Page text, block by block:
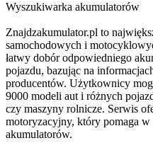
Wyszukiwarka akumulatorów
Znajdzakumulator.pl to
samochodowych i
łatwy dobór odpowiedniego
pojazdu, bazując na
producentów. Użytkownicy
9000 modeli aut i różnych
czy maszyny rolnicze. Serwis
motoryzacyjny, który pomaga
akumulatorów.